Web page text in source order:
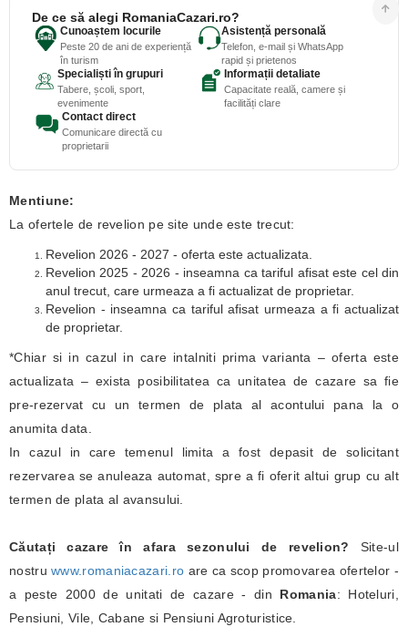
De ce să alegi RomaniaCazari.ro?
Cunoaștem locurile
Peste 20 de ani de experiență
în turism
Asistență personală
Telefon, e-mail și WhatsApp
rapid și prietenos
Specialiști în grupuri
Tabere, școli, sport,
evenimente
Informații detaliate
Capacitate reală, camere și
facilități clare
Contact direct
Comunicare directă cu
proprietarii
Mentiune:
La ofertele de revelion pe site unde este trecut:
Revelion 2026 - 2027 - oferta este actualizata.
Revelion 2025 - 2026 - inseamna ca tariful afisat este cel din
anul trecut, care urmeaza a fi actualizat de proprietar.
Revelion - inseamna ca tariful afisat urmeaza a fi actualizat
de proprietar.
*Chiar si in cazul in care intalniti prima varianta – oferta este
actualizata – exista posibilitatea ca unitatea de cazare sa fie
pre-rezervat cu un termen de plata al acontului pana la o
anumita data.
In cazul in care temenul limita a fost depasit de solicitant
rezervarea se anuleaza automat, spre a fi oferit altui grup cu alt
termen de plata al avansului.
Căutați cazare în afara sezonului de revelion? Site-ul
nostruwww.romaniacazari.ro are ca scop promovarea ofertelor -
a peste 2000 de unitati de cazare - din Romania: Hoteluri,
Pensiuni, Vile, Cabane si Pensiuni Agroturistice.